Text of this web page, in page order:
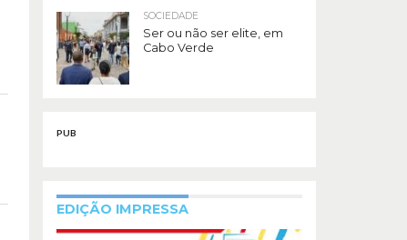
SOCIEDADE
Ser ou não ser elite, em
Cabo Verde
PUB
EDIÇÃO IMPRESSA